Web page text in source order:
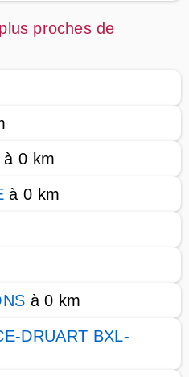
proches de
à 0 km
à 0 km
à 0 km
DRUART BXL-